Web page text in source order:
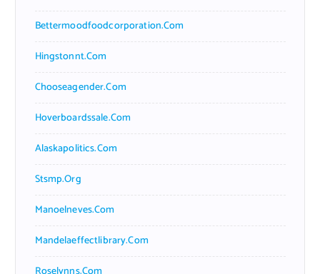
Bettermoodfoodcorporation.com
Hingstonnt.com
Chooseagender.com
Hoverboardssale.com
Alaskapolitics.com
Stsmp.org
Manoelneves.com
Mandelaeffectlibrary.com